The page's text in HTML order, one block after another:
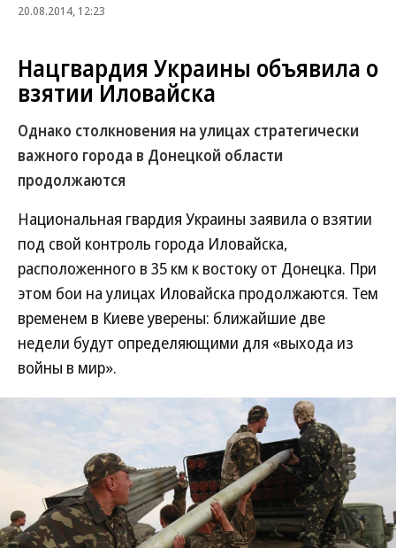
20.08.2014, 12:23
Нацгвардия Украины объявила о
взятии Иловайска
Однако столкновения на улицах стратегически
важного города в Донецкой области
продолжаются
Национальная гвардия Украины заявила о взятии
под свой контроль города Иловайска,
расположенного в 35 км к востоку от Донецка. При
этом бои на улицах Иловайска продолжаются. Тем
временем в Киеве уверены: ближайшие две
недели будут определяющими для «выхода из
войны в мир».